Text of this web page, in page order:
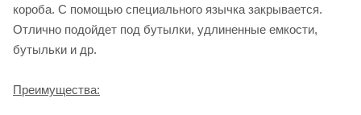
короба. С помощью специального язычка закрывается.
Отлично подойдет под бутылки, удлиненные емкости,
бутыльки и др.
Преимущества: